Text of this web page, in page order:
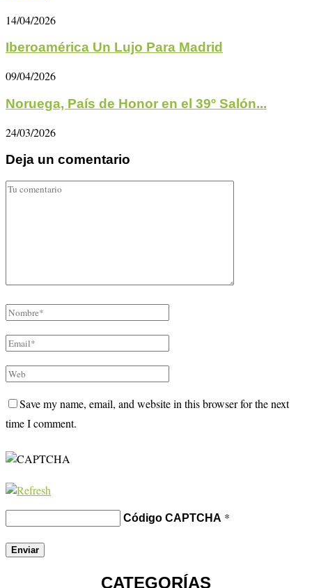
14/04/2026
Iberoamérica Un Lujo Para Madrid
09/04/2026
Noruega, País de Honor en el 39º Salón...
24/03/2026
Deja un comentario
Save my name, email, and website in this browser for the next
time I comment.
Código CAPTCHA *
CATEGORÍAS